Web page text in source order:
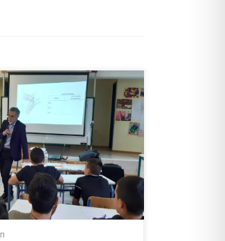
στον χώρο του
με στόχο την πληροφόρηση
υποστήριξης στους
αναφορικά με
Προσανατολισμού. Η
υλοποίησης του σχεδίου
τίτλο: «Διαδρομές μετά το
ο […]